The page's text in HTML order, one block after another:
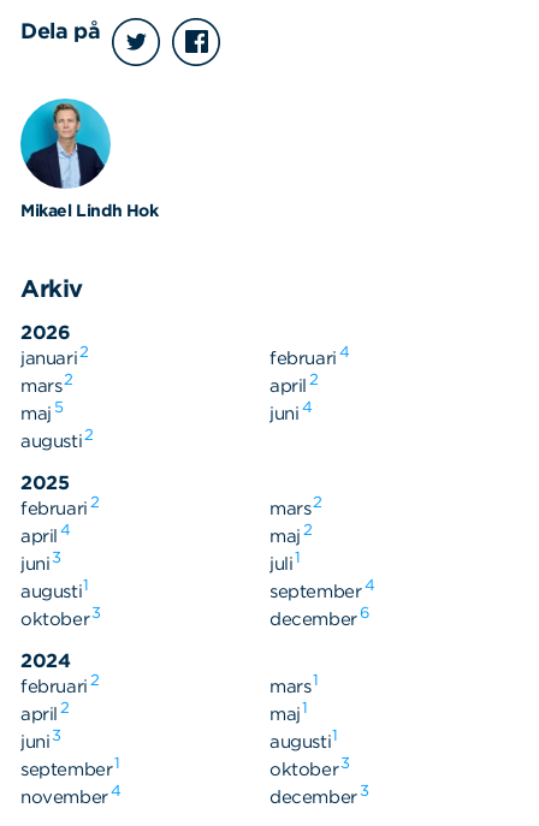
Mikael Lindh Hok
Arkiv
2026
januari2 februari 4
mars2 april 2
maj 5 juni 4
augusti2
2025
februari 2 mars2
april 4 maj 2
juni3 juli1
augusti1 september4
oktober3 december6
2024
februari 2 mars1
april 2 maj1
juni3 augusti1
september1 oktober3
november4 december3
Dela på
Sök på sidan: